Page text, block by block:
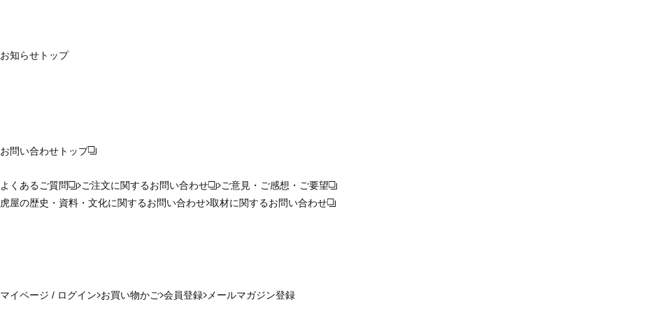
お知らせ トップ
お問い合わせ トップ
よくあるご質問 ご注文に関するお問い合わせ
ご意見・ご感想・ご要望
虎屋の歴史・資料・文化に関するお問い合わせ 取材に関するお問い合わせ
マイページ / ログイン お買い物かご 会員登録 メールマガジン登録